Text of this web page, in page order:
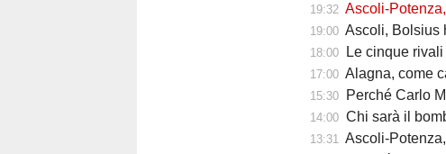
19:32 Ascoli-
19:00 Ascoli, Bolsius ha già
18:00 Le cinque rivali
17:00 Alagna, come
15:30 Perché Carlo Mazzone è
14:00 Chi sarà il bomber
13:31 Ascoli-Potenza,